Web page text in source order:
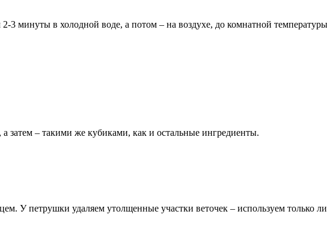
минуты в холодной воде, а потом – на воздухе, до комнатной
затем – такими же кубиками, как и остальные ингредиенты.
У петрушки удаляем утолщенные участки веточек – используем только